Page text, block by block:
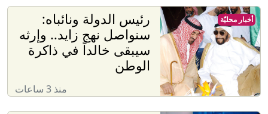
رئيس الدولة ونائباه:
سنواصل نهج زايد.. وإرثه
سيبقى خالداً في ذاكرة
الوطن
منذ 3 ساعات
أخبار محليّة